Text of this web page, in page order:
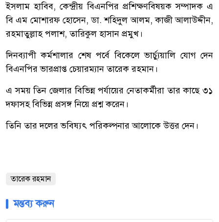
ইসলাম হাবিব, কেন্দ্রীয় বিএনপির প্রশিক্ষণবিষয়ক সম্পাদক এ
বি এম মোশারফ হোসেন, ডা. শহিদুল আলম, কাজী আলাউদ্দীন,
রহমাতুল্লাহ পলাশ, তারিকুল হাসান প্রমুখ।
দিনব্যাপী কর্মশালার শেষ পর্বে বিকেলে ভার্চ্যুয়ালি যোগ দেন
বিএনপির ভারপ্রাপ্ত চেয়ারম্যান তারেক রহমান।
এ সময় তিন জেলার বিভিন্ন পর্যায়ের নেতাকর্মীরা তার কাছে ৩১
দফাসহ বিভিন্ন প্রসঙ্গ নিয়ে প্রশ্ন করেন।
তিনি তার দলের ভবিষ্যৎ পরিকল্পনার আলোকে উত্তর দেন।
তারেক রহমান
মন্তব্য করুন